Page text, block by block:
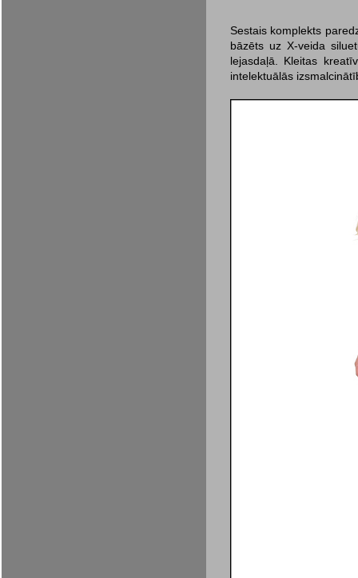
Sestais komplekts
bāzēts uz X-veida
lejasdaļā. Kleitas
intelektuālās